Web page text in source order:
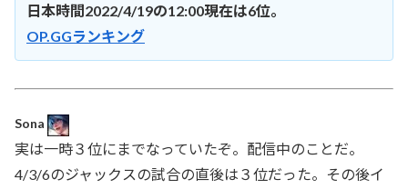
日本時間2022/4/19の12:00現在は6位。
OP.GGランキング
Sona
実は一時３位にまでなっていたぞ。配信中のことだ。
4/3/6のジャックスの試合の直後は３位だった。その後イ